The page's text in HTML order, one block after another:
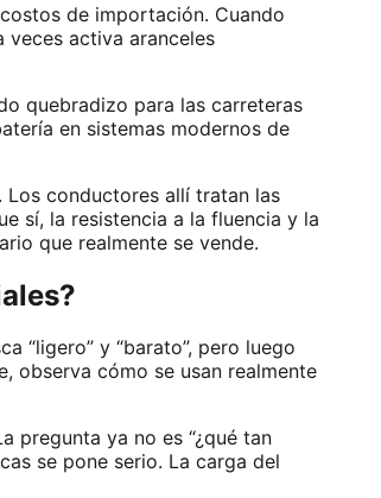
de importación. Cuando
activa aranceles
quebradizo para las carreteras
en sistemas modernos de
Los conductores allí tratan las
sí, la resistencia a la fluencia y la
que realmente se vende.
“ligero” y “barato”, pero luego
observa cómo se usan realmente
pregunta ya no es “¿qué tan
se pone serio. La carga del